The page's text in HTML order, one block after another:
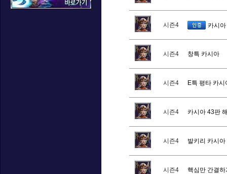
시즌4 카시
시즌4 창특 카시아
시즌4 E특 평타 카시
시즌4 카시아 43판
시즌4 발키리 카시아
시즌4 핵심만 간결